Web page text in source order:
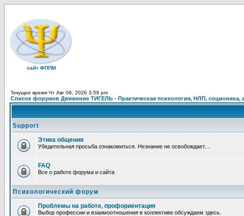
сайт ФППМ
Текущее время Чт Авг 06, 2026 3:59 pm
Список форумов Движение ТИГЕЛЬ - Практическая психология, НЛП, соционика,
Support
Этика общения
Убедительная просьба ознакомиться. Незнание не освобождает....
FAQ
Все о работе форума и сайта
Психологический форум
Проблемы на работе, профориентация
Выбор профессии и взаимоотношения в коллективе обсуждаем здесь.